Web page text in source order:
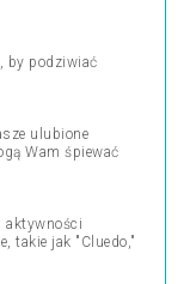
by podziwiać
ulubione
Wam śpiewać
aktywności
takie jak "Cluedo,"